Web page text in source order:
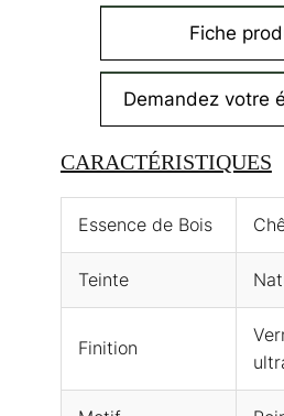
Fiche
Demandez votre
CARACTÉRISTIQUES
Essence de Bois
Teinte
Finition